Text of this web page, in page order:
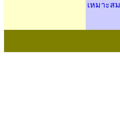
เหมาะสม